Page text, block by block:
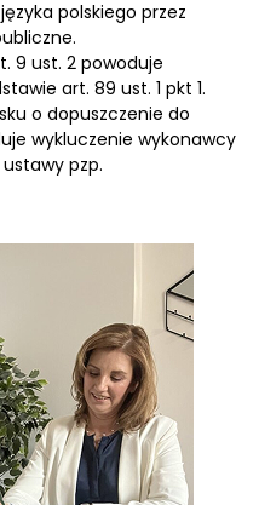
polskiego przez
9 ust. 2 powoduje
art. 89 ust. 1 pkt 1.
o dopuszczenie do
wykluczenie wykonawcy
pzp.